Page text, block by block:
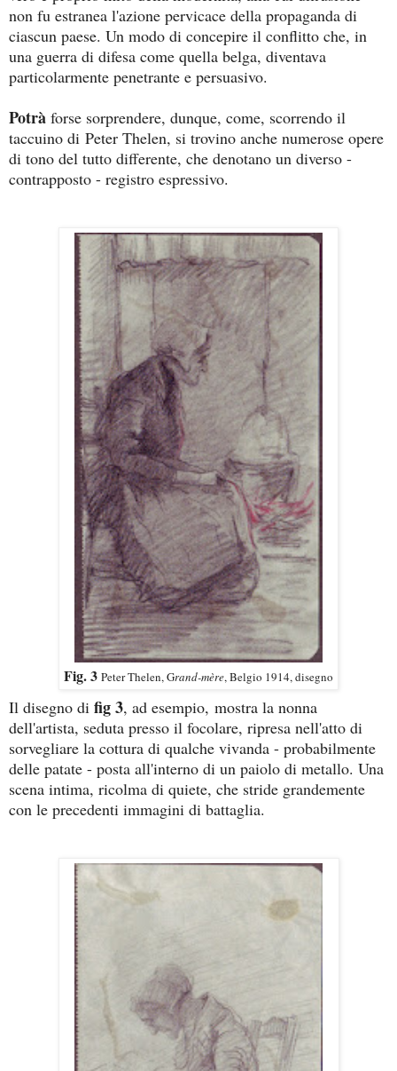
non fu estranea l'azione pervicace della propaganda di
ciascun paese. Un modo di concepire il conflitto che, in
una guerra di difesa come quella belga, diventava
particolarmente penetrante e persuasivo.
Potrà forse sorprendere, dunque, come, scorrendo il
taccuino di Peter Thelen, si trovino anche numerose opere
di tono del tutto differente, che denotano un diverso -
contrapposto - registro espressivo.
Fig. 3 Peter Thelen, Grand-mère, Belgio 1914, disegno
Il disegno di fig 3, ad esempio, mostra la nonna
dell'artista, seduta presso il focolare, ripresa nell'atto di
sorvegliare la cottura di qualche vivanda - probabilmente
delle patate - posta all'interno di un paiolo di metallo. Una
scena intima, ricolma di quiete, che stride grandemente
con le precedenti immagini di battaglia.